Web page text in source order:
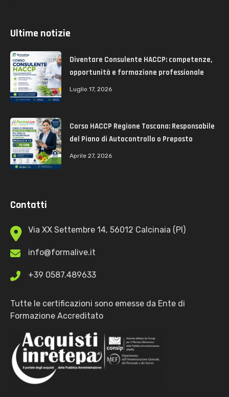
Ultime notizie
Diventare Consulente HACCP: competenze,
opportunità e formazione professionale
Luglio 17, 2026
Corso HACCP Regione Toscana: Responsabile
del Piano di Autocontrollo o Preposto
Aprile 27, 2026
Contatti
Via XX Settembre 14, 56012 Calcinaia (PI)
info@formalive.it
+39 0587.489633
Tutte le certificazioni sono emesse da Ente di
Formazione Accreditato